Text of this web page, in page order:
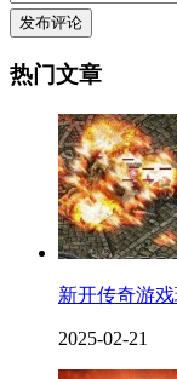
发布评论
热门文章
新开传奇游
2025-02-21